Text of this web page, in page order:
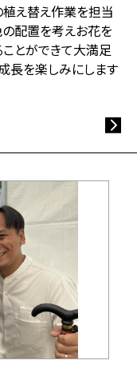
え替え作業を担当
の配置を考えお花を
ことができて大満足
長を楽しみにします